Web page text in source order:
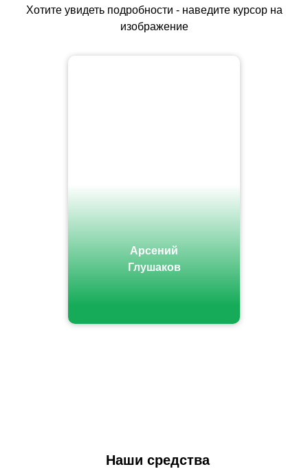
Хотите увидеть подробности - наведите курсор на
изображение
Арсений
Глушаков
Наши средства